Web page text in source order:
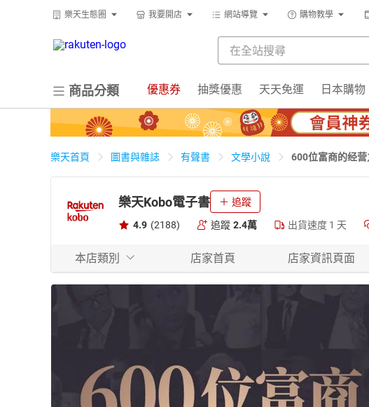
樂天生態圈 我要開店 網站導覽 購物教學
商品分類 優惠券 抽獎優惠 天天免運 日本購物
樂天首頁 圖書與雜誌 有聲書 文學小說 600位富商的经营
樂天Kobo電子書 追蹤
4.9 (2188) 追蹤 2.4萬 出貨速度 1 天
本店類別 店家首頁 店家資訊頁面